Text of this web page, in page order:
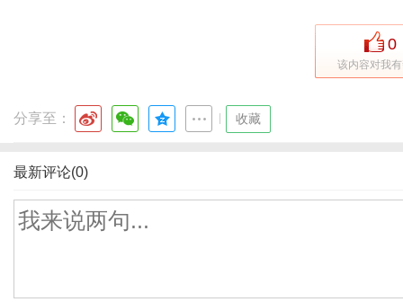
0
该内容对我
分享至： 收藏
最新评论(0)